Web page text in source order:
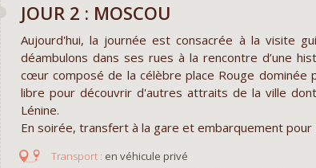
JOUR 2 : MOSCOU
Aujourd'hui, la journée est consacrée à la visite
déambulons dans ses rues à la rencontre d’une
cœur composé de la célèbre place Rouge dominée
libre pour découvrir d'autres attraits de la ville
Lénine.
En soirée, transfert à la gare et embarquement
en véhicule privé